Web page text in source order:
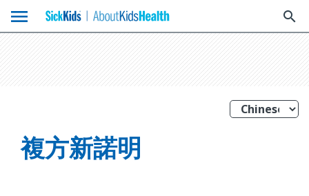
menu search
複方新諾明